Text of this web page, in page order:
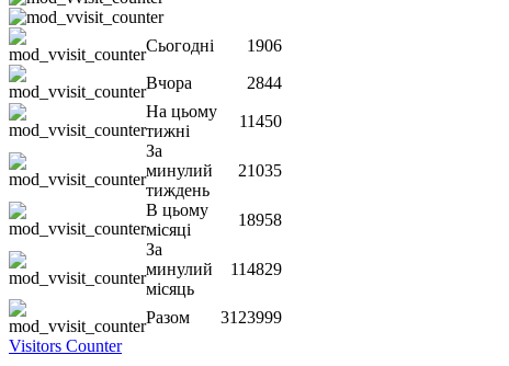
Сьогодні
1906
Вчора
2844
На цьому
тижні
11450
За
минулий
тиждень
21035
В цьому
місяці
18958
За
минулий
місяць
114829
Разом
3123999
Visitors Counter